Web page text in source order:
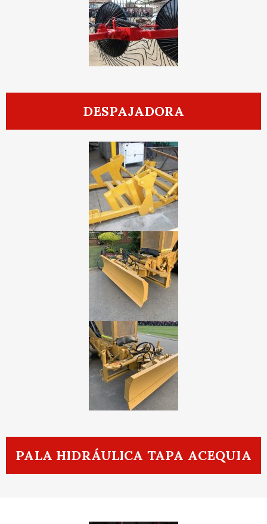
DESPAJADORA
PALA HIDRÁULICA TAPA ACEQUIA